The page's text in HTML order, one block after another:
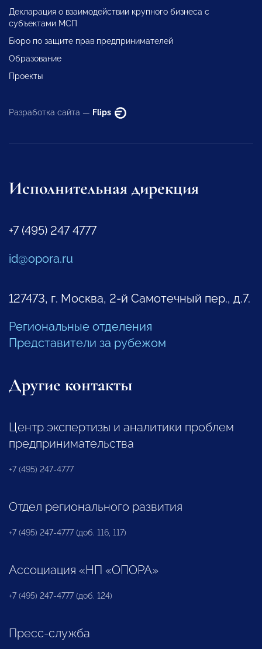
Декларация о взаимодействии крупного бизнеса с
субъектами МСП
Бюро по защите прав предпринимателей
Образование
Проекты
Разработка сайта — Flips
Исполнительная дирекция
+7 (495) 247 4777
id@opora.ru
127473, г. Москва, 2-й Самотечный пер., д.7.
Региональные отделения
Представители за рубежом
Другие контакты
Центр экспертизы и аналитики проблем
предпринимательства
+7 (495) 247-4777
Отдел регионального развития
+7 (495) 247-4777 (доб. 116, 117)
Ассоциация «НП «ОПОРА»
+7 (495) 247-4777 (доб. 124)
Пресс-служба